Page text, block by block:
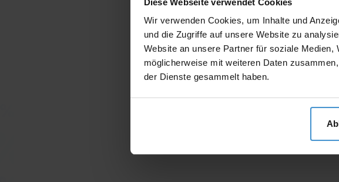
Diese Webseite verwendet Cookies
Wir verwenden Cookies, um Inhalte und
und die Zugriffe auf unsere Website zu
Website an unsere Partner für soziale
möglicherweise mit weiteren Daten
der Dienste gesammelt haben.